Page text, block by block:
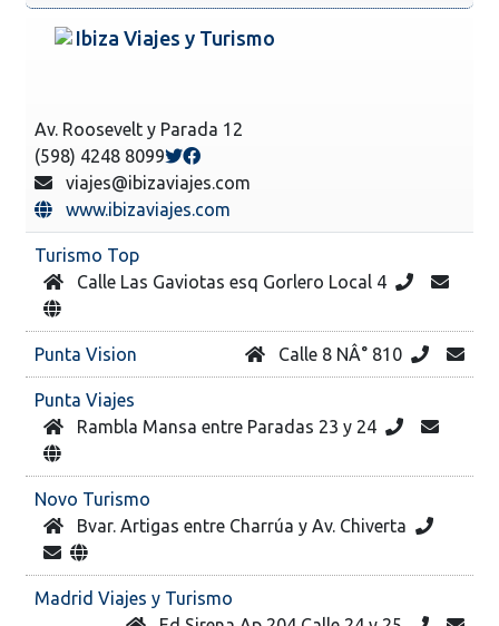
Ibiza Viajes y Turismo
Av. Roosevelt y Parada 12
(598) 4248 8099
viajes@ibizaviajes.com
www.ibizaviajes.com
Turismo Top
Calle Las Gaviotas esq Gorlero Local 4
Punta Vision Calle 8 NÂ° 810
Punta Viajes
Rambla Mansa entre Paradas 23 y 24
Novo Turismo
Bvar. Artigas entre Charrúa y Av. Chiverta
Madrid Viajes y Turismo